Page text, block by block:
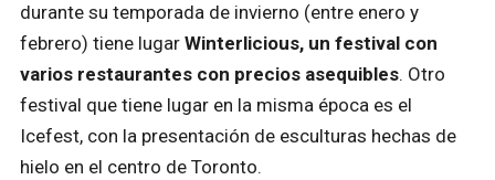
durante su temporada de invierno (entre enero y
febrero) tiene lugar Winterlicious, un festival con
varios restaurantes con precios asequibles. Otro
festival que tiene lugar en la misma época es el
Icefest, con la presentación de esculturas hechas de
hielo en el centro de Toronto.